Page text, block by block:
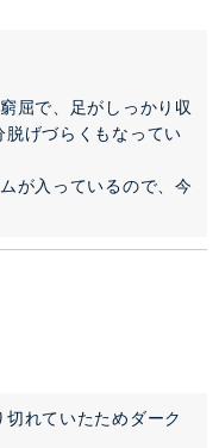
屈で、足がしっかり収
脱げづらくもなってい
が入っているので、今
れていたためダーク